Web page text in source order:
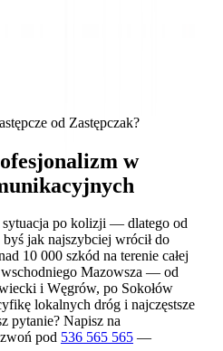
od Zastępczak?
w
sytuacja po kolizji — dlatego od
jak najszybciej wrócił do
10 000 szkód na terenie całej
Mazowsza — od
i Węgrów, po Sokołów
lokalnych dróg i najczęstsze
pytanie? Napisz na
pod 536 565 565 —